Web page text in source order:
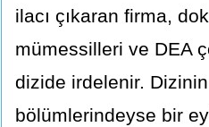
ilacı çıkaran firma,
mümessilleri ve DEA
dizide irdelenir.
bölümlerindeyse bir